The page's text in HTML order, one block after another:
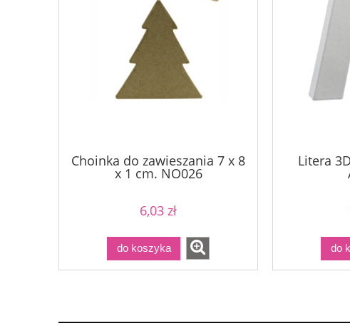
Choinka do zawieszania 7 x 8
x 1 cm. NO026
6,03 zł
do koszyka
Litera
do